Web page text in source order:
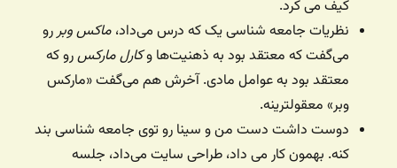
کیف می کرد.
نظریات جامعه شناسی یک که درس می‌داد،ماکس وبررو
می‌گفت که معتقد بود به ذهنیت‌ها وکارل مارکسرو که
معتقد بود به عوامل مادی. آخرش هم می‌گفت «مارکس
وبر» معقولترینه.
دوست داشت دست من و سینا رو توی جامعه شناسی بند
کنه. بهمون کار می داد، طراحی سایت می‌داد، جلسه